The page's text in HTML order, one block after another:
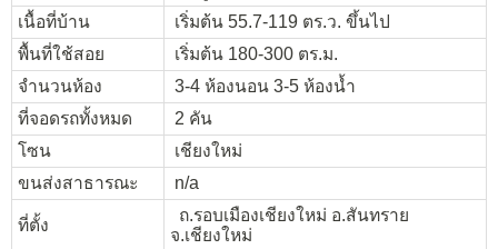
เนื้อที่บ้าน
เริ่มต้น 55.7-119 ตร.ว. ขึ้นไป
พื้นที่ใช้สอย
เริ่มต้น 180-300 ตร.ม.
จำนวนห้อง
3-4 ห้องนอน 3-5 ห้องน้ำ
ที่จอดรถทั้งหมด
2 คัน
โซน
เชียงใหม่
ขนส่งสาธารณะ
n/a
ที่ตั้ง
ถ.รอบเมืองเชียงใหม่ อ.สันทราย
จ.เชียงใหม่